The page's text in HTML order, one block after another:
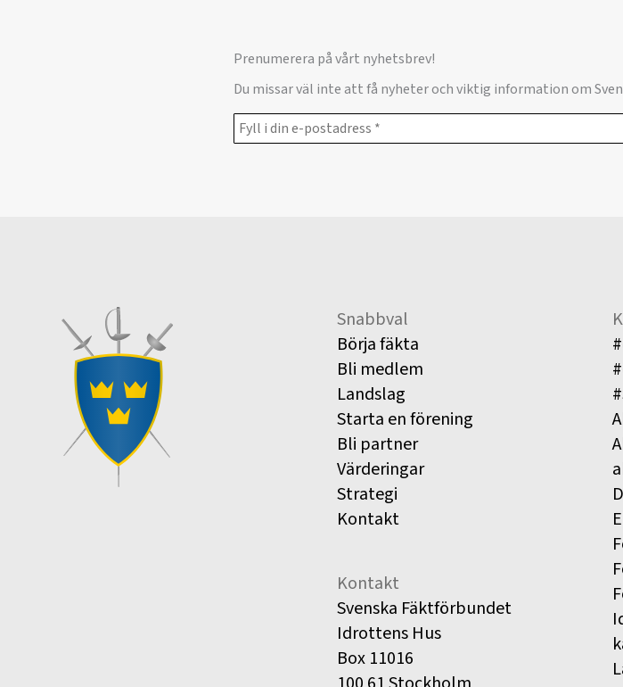
Prenumerera på vårt nyhetsbrev!
Du missar väl inte att få nyheter och viktig information om
Snabbval
Börja fäkta
Bli medlem
Landslag
Starta en förening
Bli partner
Värderingar
Strategi
Kontakt
Kontakt
Svenska Fäktförbundet
Idrottens Hus
Box 11016